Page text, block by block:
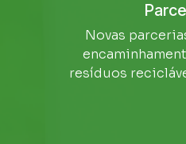
Novas
resíduos